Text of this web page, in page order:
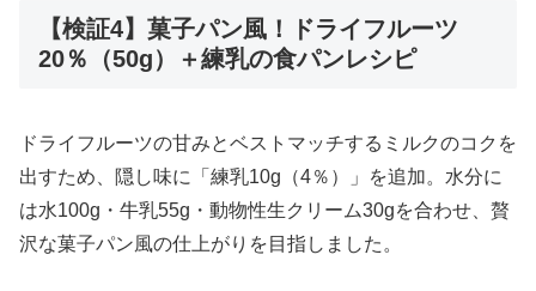
【検証4】菓子パン風！ドライフルーツ
20％（50g）＋練乳の食パンレシピ
ドライフルーツの甘みとベストマッチするミルクのコクを
出すため、隠し味に「練乳10g（4％）」を追加。水分に
は水100g・牛乳55g・動物性生クリーム30gを合わせ、贅
沢な菓子パン風の仕上がりを目指しました。